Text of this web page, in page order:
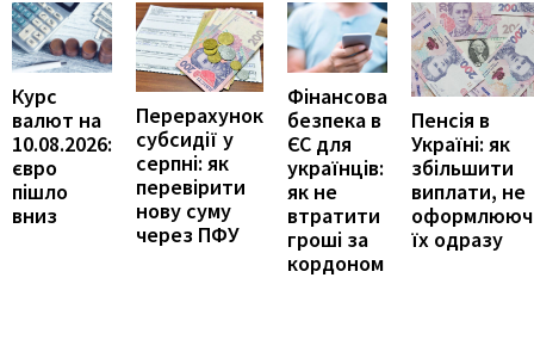
Курс
валют на
10.08.2026:
євро
пішло
вниз
Перерахунок
субсидії у
серпні: як
перевірити
нову суму
через ПФУ
Фінансова
безпека в
ЄС для
українців:
як не
втратити
гроші за
кордоном
Пенсія в
Україні: як
збільшити
виплати, не
їх одразу